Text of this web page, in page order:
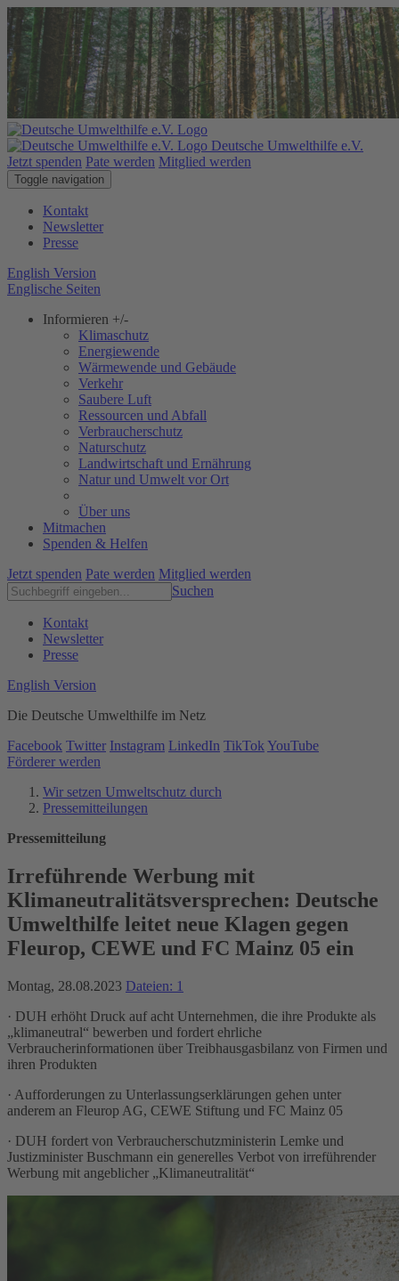
Deutsche Umwelthilfe e.V.
Jetzt spenden Pate werden Mitglied werden
Toggle navigation
Kontakt
Newsletter
Presse
English Version
Englische Seiten
Informieren +/-
Klimaschutz
Energiewende
Wärmewende und Gebäude
Verkehr
Saubere Luft
Ressourcen und Abfall
Verbraucherschutz
Naturschutz
Landwirtschaft und Ernährung
Natur und Umwelt vor Ort
Über uns
Mitmachen
Spenden & Helfen
Jetzt spenden Pate werden Mitglied werden
Suchen
Kontakt
Newsletter
Presse
English Version
Die Deutsche Umwelthilfe im Netz
Facebook Twitter Instagram LinkedIn TikTok YouTube
Förderer werden
Wir setzen Umweltschutz durch
Pressemitteilungen
Pressemitteilung
Irreführende Werbung mit
Klimaneutralitätsversprechen: Deutsche
Umwelthilfe leitet neue Klagen gegen
Fleurop, CEWE und FC Mainz 05 ein
Montag, 28.08.2023 Dateien: 1
· DUH erhöht Druck auf acht Unternehmen, die ihre Produkte als
„klimaneutral“ bewerben und fordert ehrliche
Verbraucherinformationen über Treibhausgasbilanz von Firmen und
ihren Produkten
· Aufforderungen zu Unterlassungserklärungen gehen unter
anderem an Fleurop AG, CEWE Stiftung und FC Mainz 05
· DUH fordert von Verbraucherschutzministerin Lemke und
Justizminister Buschmann ein generelles Verbot von irreführender
Werbung mit angeblicher „Klimaneutralität“